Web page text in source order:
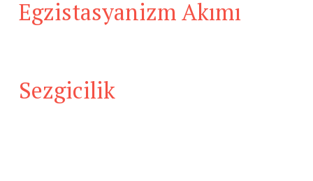
Egzistasyanizm Akımı
Sezgicilik